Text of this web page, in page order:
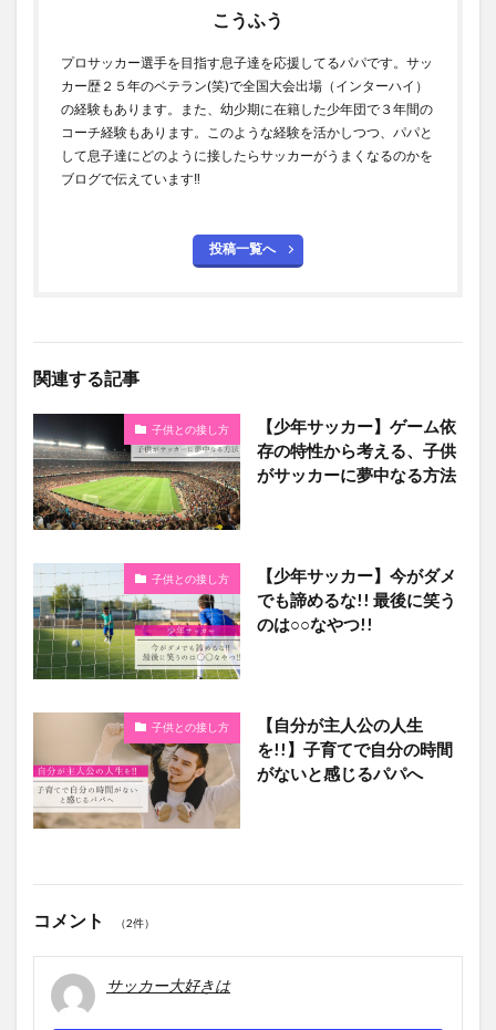
こうふう
プロサッカー選手を目指す息子達を応援してるパパです。サッ
カー歴２５年のベテラン(笑)で全国大会出場（インターハイ）
の経験もあります。また、幼少期に在籍した少年団で３年間の
コーチ経験もあります。このような経験を活かしつつ、パパと
して息子達にどのように接したらサッカーがうまくなるのかを
ブログで伝えています‼
投稿一覧へ
関連する記事
子供との接し方
【少年サッカー】ゲーム依
存の特性から考える、子供
がサッカーに夢中なる方法
子供との接し方
【少年サッカー】今がダメ
でも諦めるな!! 最後に笑う
のは○○なやつ!!
子供との接し方
【自分が主人公の人生
を!!】子育てで自分の時間
がないと感じるパパへ
コメント （2件）
サッカー大好きは